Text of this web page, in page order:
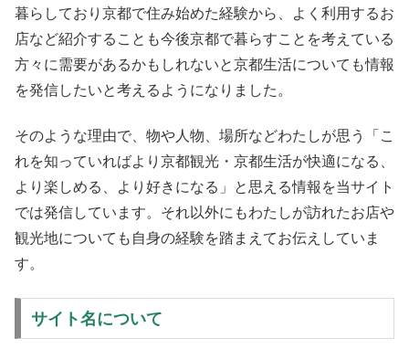
暮らしており京都で住み始めた経験から、よく利用するお
店など紹介することも今後京都で暮らすことを考えている
方々に需要があるかもしれないと京都生活についても情報
を発信したいと考えるようになりました。
そのような理由で、物や人物、場所などわたしが思う「こ
れを知っていればより京都観光・京都生活が快適になる、
より楽しめる、より好きになる」と思える情報を当サイト
では発信しています。それ以外にもわたしが訪れたお店や
観光地についても自身の経験を踏まえてお伝えしていま
す。
サイト名について